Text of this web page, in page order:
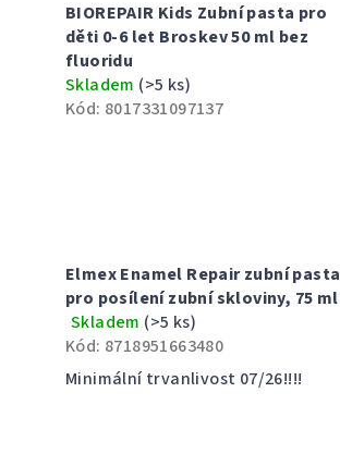
BIOREPAIR Kids Zubní pasta pro
děti 0-6 let Broskev 50 ml bez
fluoridu
Skladem (>5 ks)
Kód: 8017331097137
Elmex Enamel Repair zubní pasta
pro posílení zubní skloviny, 75 ml
Průměrné
hodnocení
produktu
Skladem (>5 ks)
Kód: 8718951663480
Minimální trvanlivost 07/26!!!!